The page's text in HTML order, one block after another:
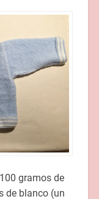
gramos de
de blanco (un